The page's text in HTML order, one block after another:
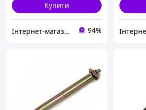
Купити
Інтернет-магазин "Шуруп" 94%